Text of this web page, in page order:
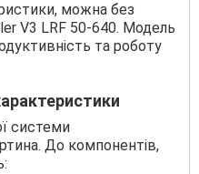
можна без
V3 LRF 50-640. Модель
та роботу
системи
До компонентів,